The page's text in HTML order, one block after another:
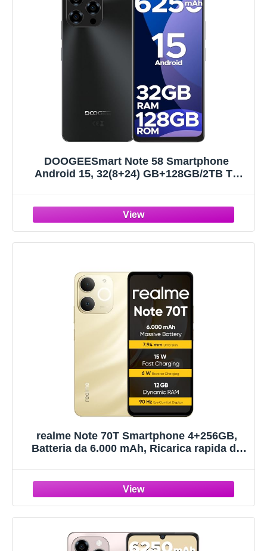
DOOGEESmart Note 58 Smartphone
Android 15, 32(8+24) GB+128GB/2TB TF
Cellulare, 4G Dual SIM/Octa Core/Widevine
L1/NFC/OTG/Face ID/GPS, Nero
realme Note 70T Smartphone 4+256GB,
Batteria da 6.000 mAh, Ricarica rapida da
da 90 Hz, oro